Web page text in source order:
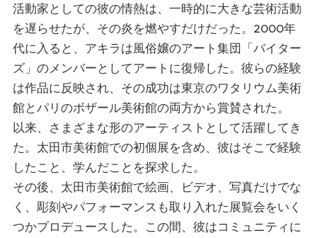
活動家としての彼の情熱は、一時的に大きな芸術活動
を遅らせたが、その炎を燃やすだけだった。2000年
代に入ると、アキラは風俗嬢のアート集団「バイター
ズ」のメンバーとしてアートに復帰した。彼らの経験
は作品に反映され、その成功は東京のワタリウム美術
館とパリのボザール美術館の両方から賞賛された。
以来、さまざまな形のアーティストとして活躍してき
た。太田市美術館での初個展を含め、彼はそこで経験
したこと、学んだことを探求した。
その後、太田市美術館で絵画、ビデオ、写真だけでな
く、彫刻やパフォーマンスも取り入れた展覧会をいく
つかプロデュースした。この間、彼はコミュニティに